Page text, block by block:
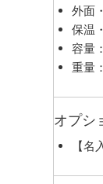
外面
保温
容量
重量
オプシ
【